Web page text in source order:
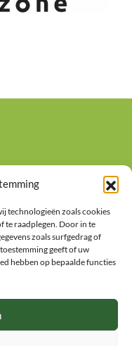
technologieën zoals cookies
te raadplegen. Door in te
zoals surfgedrag of
geeft of uw
hebben op bepaalde functies